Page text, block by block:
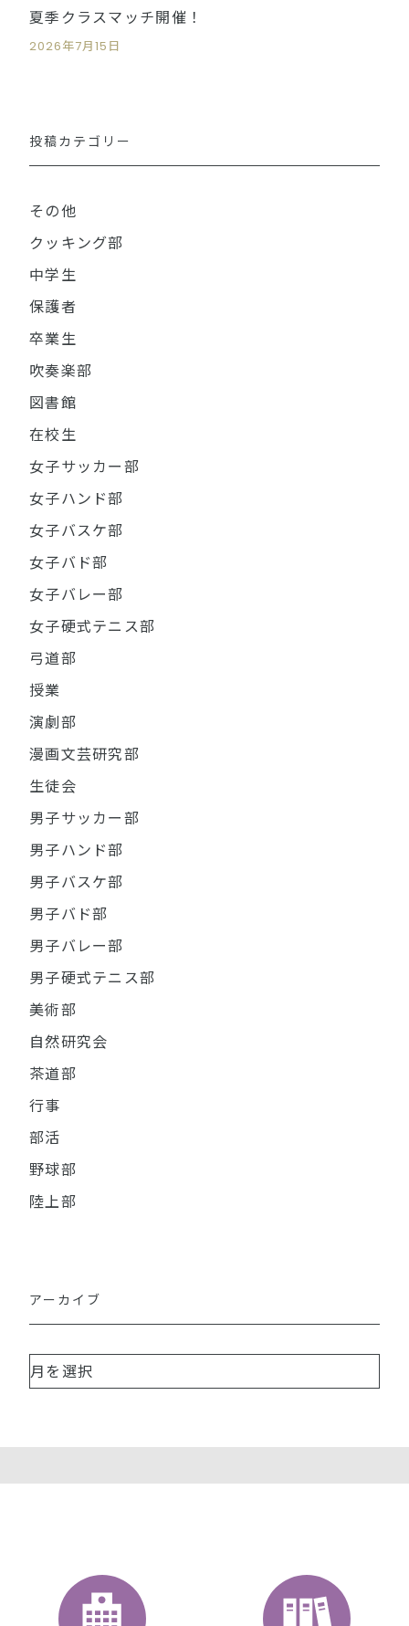
夏季クラスマッチ開催！
2026年7月15日
投稿カテゴリー
その他
クッキング部
中学生
保護者
卒業生
吹奏楽部
図書館
在校生
女子サッカー部
女子ハンド部
女子バスケ部
女子バド部
女子バレー部
女子硬式テニス部
弓道部
授業
演劇部
漫画文芸研究部
生徒会
男子サッカー部
男子ハンド部
男子バスケ部
男子バド部
男子バレー部
男子硬式テニス部
美術部
自然研究会
茶道部
行事
部活
野球部
陸上部
アーカイブ